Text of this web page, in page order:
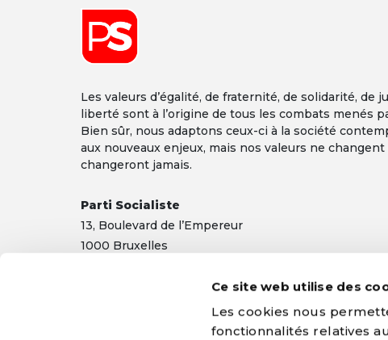
Ce site web utilise des
Les cookies nous
fonctionnalités relatives
Les valeurs d’égalité, de fraternité, de solidarité, de
liberté sont à l’origine de tous les combats menés
Bien sûr, nous adaptons ceux-ci à la société
aux nouveaux enjeux, mais nos valeurs ne
changeront jamais.
Parti Socialiste
13, Boulevard de l’Empereur
1000 Bruxelles
Mentions légales |Confidentialité